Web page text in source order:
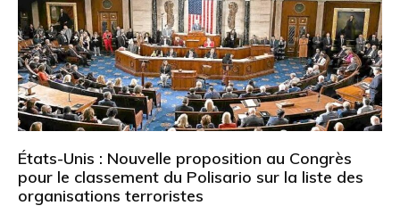
États-Unis : Nouvelle proposition au Congrès
pour le classement du Polisario sur la liste des
organisations terroristes